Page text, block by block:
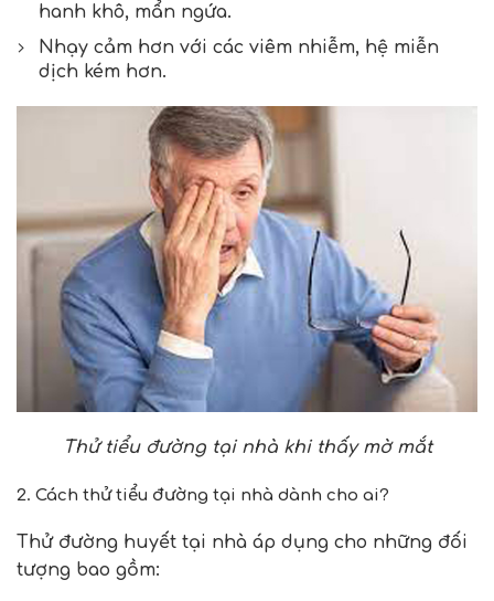
hanh khô, mẩn ngứa.
Nhạy cảm hơn với các viêm nhiễm, hệ miễn
dịch kém hơn.
Thử tiểu đường tại nhà khi thấy mờ mắt
2. Cách thử tiểu đường tại nhà dành cho ai?
Thử đường huyết tại nhà áp dụng cho những đối
tượng bao gồm: